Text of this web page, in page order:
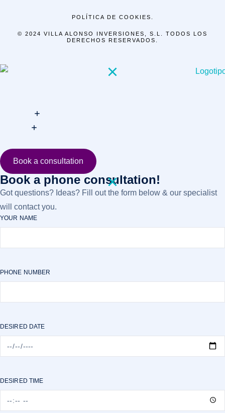
© 2024 VILLA ALONSO INVERSIONES, S.L. TODOS LOS
DERECHOS RESERVADOS.
POLÍTICA DE COOKIES.
Book a consultation
Book a phone consultation!
Got questions? Ideas? Fill out the form below & our specialist
will contact you.
YOUR NAME
PHONE NUMBER
DESIRED DATE
DESIRED TIME